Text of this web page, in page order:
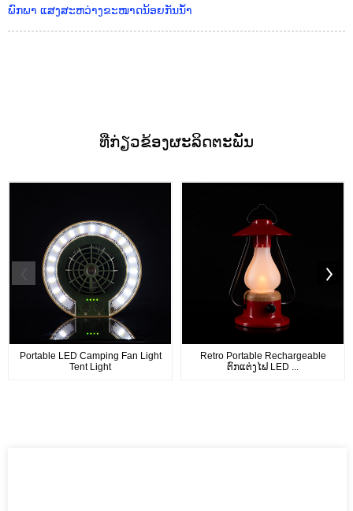
ພົກພາ ແສງສະຫວ່າງຂະໜາດນ້ອຍກັນນ້ຳ
ທີ່ກ່ຽວຂ້ອງຜະລິດຕະພັນ
Portable LED Camping Fan Light
Tent Light
Retro Portable Rechargeable
ຕົກແຕ່ງໄຟ LED ...